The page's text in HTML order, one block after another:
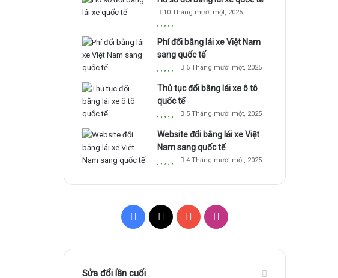
10 Tháng mười một, 2025
Phí đổi bằng lái xe Việt Nam
sang quốc tế
6 Tháng mười một, 2025
Thủ tục đổi bằng lái xe ô tô
quốc tế
5 Tháng mười một, 2025
Website đổi bằng lái xe Việt
Nam sang quốc tế
4 Tháng mười một, 2025
Sửa đổi lần cuối